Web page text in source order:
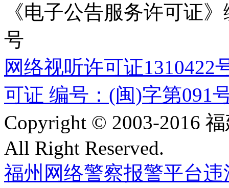
《电子公告服务许可证
号
网络视听许可证1310422
可证 编号：(闽)字第091
Copyright © 2003-2016
All Right Reserved.
福州网络警察报警平台违